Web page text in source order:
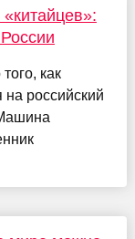
как
российский